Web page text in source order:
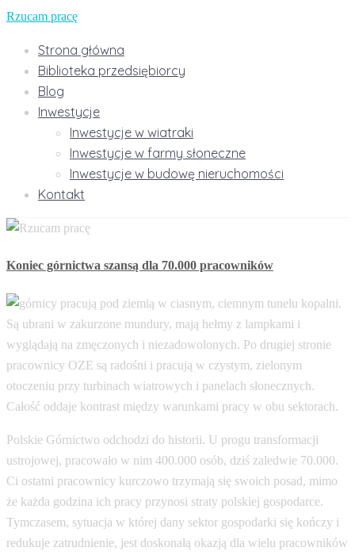
Rzucam pracę
Strona główna
Biblioteka przedsiębiorcy
Blog
Inwestycje
Inwestycje w wiatraki
Inwestycje w farmy słoneczne
Inwestycje w budowę nieruchomości
Kontakt
Koniec górnictwa szansą dla 70.000 pracowników
Polskie Górnictwo odchodzi do historii. U progu transformacji
ustrojowej, pracowało w nim 400.000 osób, dziś zaledwie 70.000.
Ci ostatni pracownicy kurczowo trzymają się swoich posad, mimo
że każda godzina ich pracy przynosi straty polskiej gospodarce.
Tymczasem, sytuacja w której dany sektor gospodarki się kończy i
redukuje zatrudnienie, jest doskonałą okazją dla wielu pracowników